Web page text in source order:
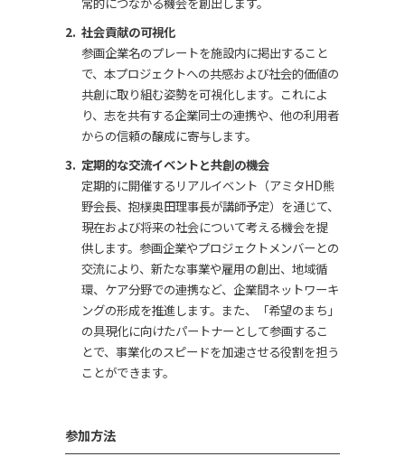
社会貢献の可視化
参画企業名のプレートを施設内に掲出すること
で、本プロジェクトへの共感および社会的価値の
共創に取り組む姿勢を可視化します。これによ
り、志を共有する企業同士の連携や、他の利用者
からの信頼の醸成に寄与します。
定期的な交流イベントと共創の機会
定期的に開催するリアルイベント（アミタHD熊
野会長、抱樸奥田理事長が講師予定）を通じて、
現在および将来の社会について考える機会を提
供します。参画企業やプロジェクトメンバーとの
交流により、新たな事業や雇用の創出、地域循
環、ケア分野での連携など、企業間ネットワーキ
ングの形成を推進します。また、「希望のまち」
の具現化に向けたパートナーとして参画するこ
とで、事業化のスピードを加速させる役割を担う
ことができます。
参加方法